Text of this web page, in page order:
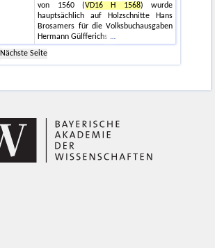
von 1560 (VD16 H 1568) wurde
hauptsächlich auf Holzschnitte Hans
Brosamers für die Volksbuchausgaben
Hermann Gülfferichs
Nächste Seite